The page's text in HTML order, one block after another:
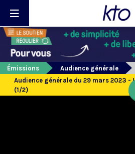
Émissions
Audience générale
Audience générale du 29 mars 2023 -
(1/2)